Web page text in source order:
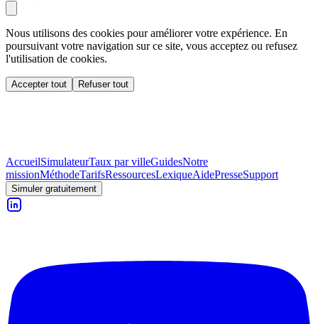
Nous utilisons des cookies pour améliorer votre expérience. En
poursuivant votre navigation sur ce site, vous acceptez ou refusez
l'utilisation de cookies.
Accepter tout Refuser tout
AccueilSimulateurTaux par villeGuidesNotre
missionMéthodeTarifsRessourcesLexiqueAidePresseSupport
Simuler gratuitement